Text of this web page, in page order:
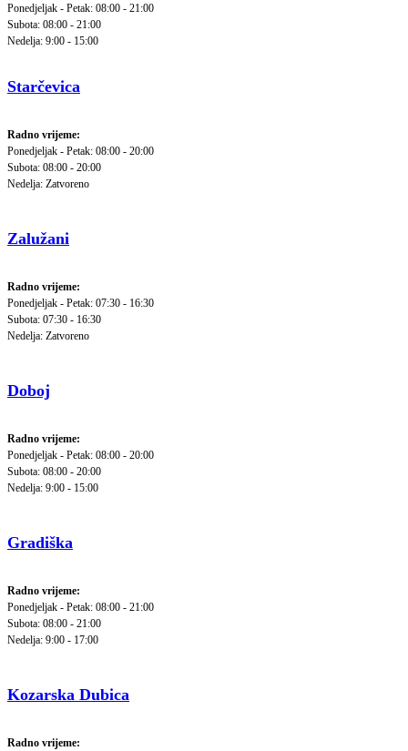
Ponedjeljak - Petak: 08:00 - 21:00
Subota: 08:00 - 21:00
Nedelja: 9:00 - 15:00
Starčevica
Radno vrijeme:
Ponedjeljak - Petak: 08:00 - 20:00
Subota: 08:00 - 20:00
Nedelja: Zatvoreno
Zalužani
Radno vrijeme:
Ponedjeljak - Petak: 07:30 - 16:30
Subota: 07:30 - 16:30
Nedelja: Zatvoreno
Doboj
Radno vrijeme:
Ponedjeljak - Petak: 08:00 - 20:00
Subota: 08:00 - 20:00
Nedelja: 9:00 - 15:00
Gradiška
Radno vrijeme:
Ponedjeljak - Petak: 08:00 - 21:00
Subota: 08:00 - 21:00
Nedelja: 9:00 - 17:00
Kozarska Dubica
Radno vrijeme: